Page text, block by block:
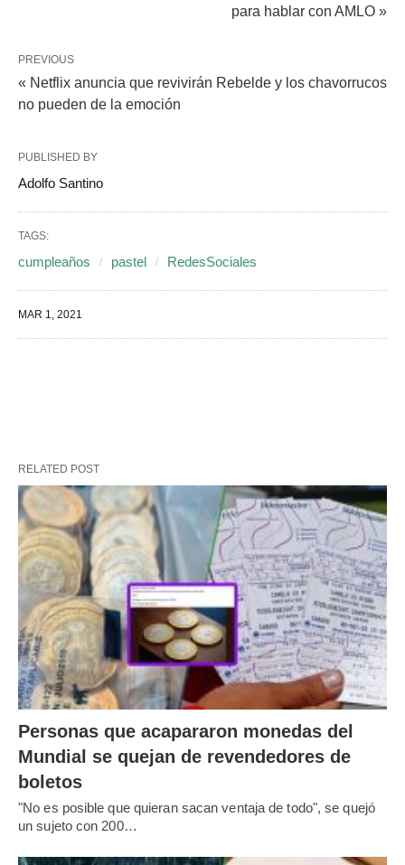
para hablar con AMLO »
PREVIOUS
« Netflix anuncia que revivirán Rebelde y los chavorrucos
no pueden de la emoción
PUBLISHED BY
Adolfo Santino
TAGS:
cumpleaños pastel RedesSociales
MAR 1, 2021
RELATED POST
Personas que acapararon monedas del
Mundial se quejan de revendedores de
boletos
"No es posible que quieran sacan ventaja de todo", se quejó
un sujeto con 200…